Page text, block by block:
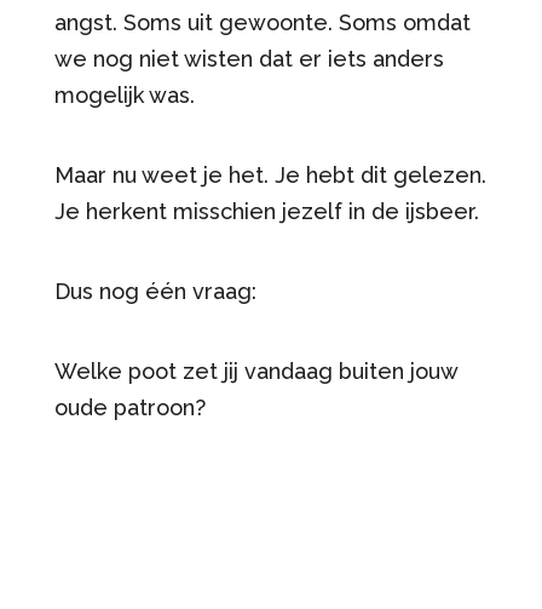
angst. Soms uit gewoonte. Soms omdat
we nog niet wisten dat er iets anders
mogelijk was.
Maar nu weet je het. Je hebt dit gelezen.
Je herkent misschien jezelf in de ijsbeer.
Dus nog één vraag:
Welke poot zet jij vandaag buiten jouw
oude patroon?